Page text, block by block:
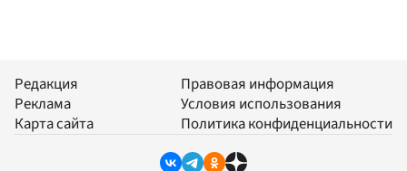
Редакция
Реклама
Карта сайта
Правовая информация
Условия использования
Политика конфиденциальности